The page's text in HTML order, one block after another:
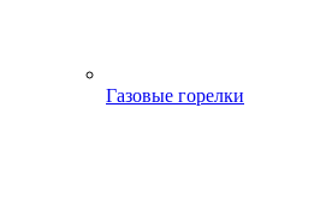
Газовые горелки